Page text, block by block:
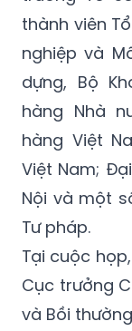
thành viên
nghiệp và
dựng, Bộ
hàng Nhà
hàng Việt
Việt Nam;
Nội và một
Tư pháp.
Tại cuộc
Cục trưởng
và Bồi